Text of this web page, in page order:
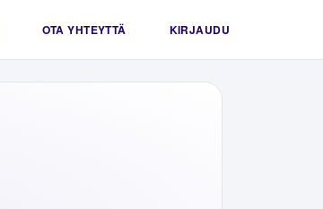
OTA YHTEYTTÄ KIRJAUDU